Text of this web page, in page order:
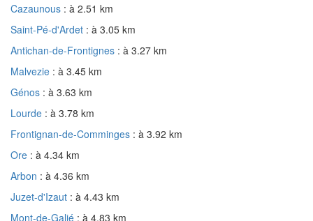
Cazaunous : à 2.51 km
Saint-Pé-d'Ardet : à 3.05 km
Antichan-de-Frontignes : à 3.27 km
Malvezie : à 3.45 km
Génos : à 3.63 km
Lourde : à 3.78 km
Frontignan-de-Comminges : à 3.92 km
Ore : à 4.34 km
Arbon : à 4.36 km
Juzet-d'Izaut : à 4.43 km
Mont-de-Galié : à 4.83 km